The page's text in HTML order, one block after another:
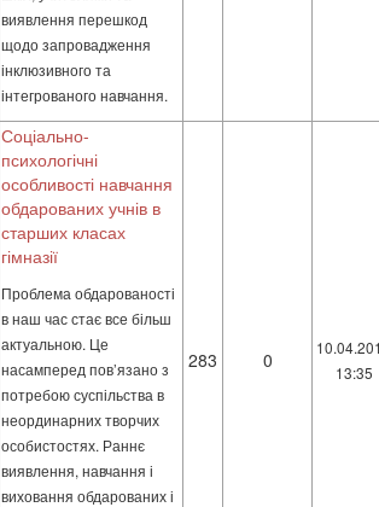
виявлення перешкод
щодо запровадження
інклюзивного та
інтегрованого навчання.
Соціально-
психологічні
особливості навчання
обдарованих учнів в
старших класах
гімназії
Проблема обдарованості
в наш час стає все більш
актуальною. Це
насамперед пов’язано з
потребою суспільства в
неординарних творчих
особистостях. Раннє
виявлення, навчання і
виховання обдарованих і
283 0
13:35